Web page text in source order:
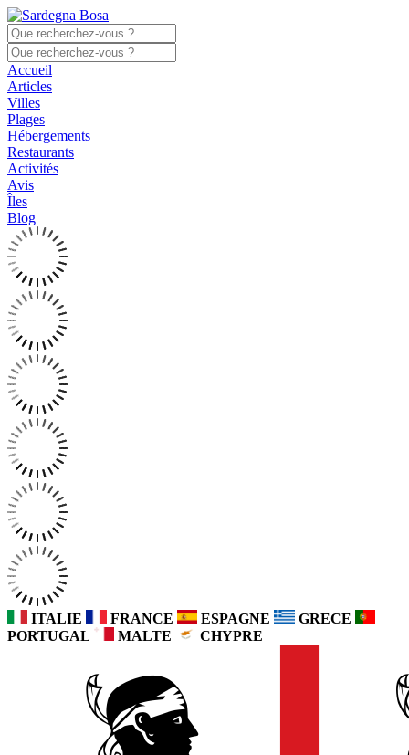
Accueil
Articles
Villes
Plages
Hébergements
Restaurants
Activités
Avis
Îles
Blog
ITALIE FRANCE ESPAGNE
GRECE
PORTUGAL
MALTE CHYPRE